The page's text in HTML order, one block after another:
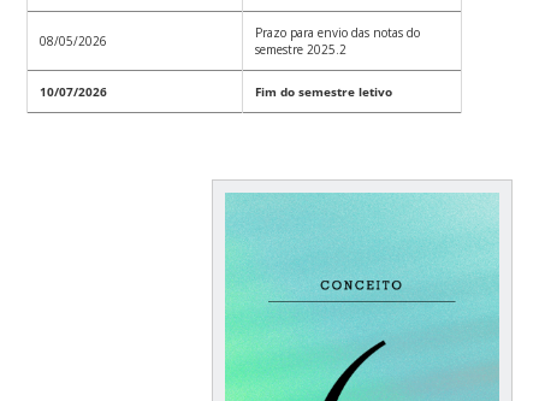
08/05/2026
Prazo para envio das notas do
semestre 2025.2
10/07/2026 Fim do semestre letivo